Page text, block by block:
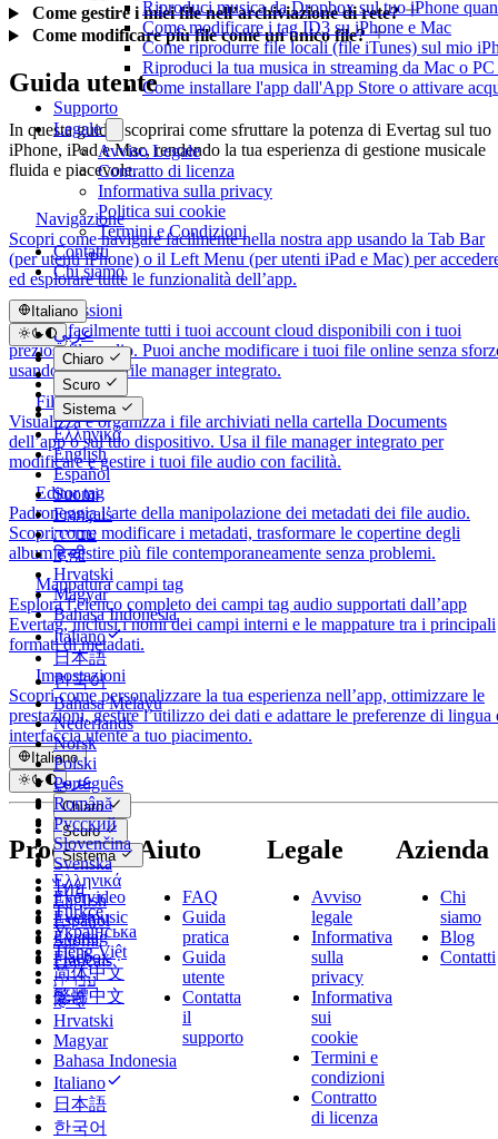
Riproduci musica da Dropbox sul tuo iPhone
Come modificare i tag ID3 su iPhone e Mac
Come riprodurre file locali (file iTunes) sul mio
Riproduci la tua musica in streaming da Mac o
Come installare l'app dall'App Store o attivare
Supporto
Legale
Avviso Legale
Contratto di licenza
Informativa sulla privacy
Politica sui cookie
Termini e Condizioni
Contatti
Chi siamo
Italiano
عربي
Català
Čeština
Dansk
Deutsch
Ελληνικά
English
Español
Suomi
Français
עברית
हिन्दी
Hrvatski
Magyar
Bahasa Indonesia
Italiano
日本語
한국어
Bahasa Melayu
Nederlands
Norsk
Polski
Português
Română
Русский
Slovenčina
Svenska
ไทย
Türkçe
Українська
Tiếng Việt
简体中文
繁體中文
Chiaro
Scuro
Sistema
Come gestire i miei file nell’archiviazione di rete?
Come modificare più file come un unico file?
Guida utente
In questa guida, scoprirai come sfruttare la potenza di Evertag sul tuo
iPhone, iPad e Mac, rendendo la tua esperienza di gestione musicale
fluida e piacevole.
Navigazione
Scopri come navigare facilmente nella nostra app usando la Tab Bar
(per utenti iPhone) o il Left Menu (per utenti iPad e Mac) per
ed esplorare tutte le funzionalità dell’app.
Connessioni
Collega facilmente tutti i tuoi account cloud disponibili con i tuoi
preziosi file audio. Puoi anche modificare i tuoi file online senza
usando il nostro file manager integrato.
File locali
Visualizza e organizza i file archiviati nella cartella Documents
dell’app o sul tuo dispositivo. Usa il file manager integrato per
modificare e gestire i tuoi file audio con facilità.
Editor tag
Padroneggia l’arte della manipolazione dei metadati dei file audio.
Scopri come modificare i metadati, trasformare le copertine degli
album e gestire più file contemporaneamente senza problemi.
Mappatura campi tag
Esplora l’elenco completo dei campi tag audio supportati dall’app
Evertag, inclusi i nomi dei campi interni e le mappature tra i principali
formati di metadati.
Impostazioni
Scopri come personalizzare la tua esperienza nell’app, ottimizzare le
prestazioni, gestire l’utilizzo dei dati e adattare le preferenze di lingua
interfaccia utente a tuo piacimento.
Italiano
عربي
Català
Čeština
Dansk
Deutsch
Ελληνικά
English
Español
Suomi
Français
עברית
हिन्दी
Hrvatski
Magyar
Bahasa Indonesia
Italiano
日本語
한국어
Chiaro
Scuro
Sistema
Prodotti
Evervideo
Evermusic
Evertag
Flacbox
Aiuto
FAQ
Guida
pratica
Guida
utente
Contatta
il
supporto
Legale
Avviso
legale
Informativa
sulla
privacy
Informativa
sui
cookie
Termini e
condizioni
Contratto
di licenza
Azienda
Chi
siamo
Blog
Contatti